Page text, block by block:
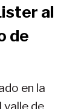
al
de
en la
valle de